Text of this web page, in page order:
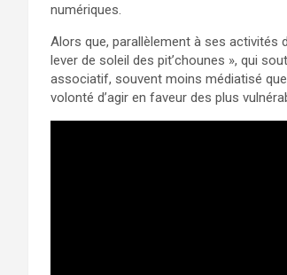
numériques.​
Alors que, parallèlement à ses activités
lever de soleil des pit’chounes », qui
associatif, souvent moins médiatisé
volonté d’agir en faveur des plus